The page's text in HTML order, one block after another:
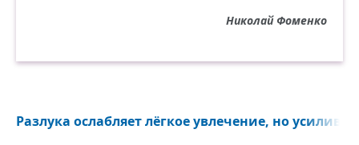
Николай Фоменко
Разлука ослабляет лёгкое увлечение, но